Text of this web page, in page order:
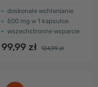
doskonałe wchłanianie
500 mg w 1 kapsułce
wszechstronne wsparcie
99,99 zł 124,99 zł